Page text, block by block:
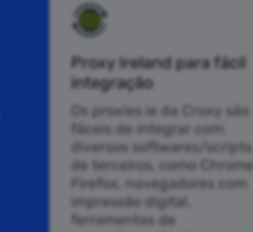
Proxy Ireland para fácil
integração
Os proxies ie da Croxy são
fáceis de integrar com
diversos softwares/scripts
de terceiros, como Chrome,
Firefox, navegadores com
impressão digital,
ferramentas de